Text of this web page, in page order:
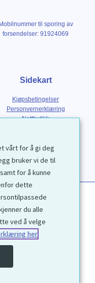
Mobilnummer til sporing av
forsendelser: 91924069
Sidekart
Kjøpsbetingelser
Personvernerklæring
Nettbutikk
Innramming
Kontakt
AS
vårt for å gi deg
bruker vi de til
for å kunne
dette
du alle
ved å velge
her